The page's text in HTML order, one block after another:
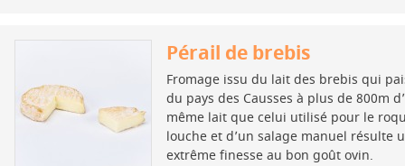
Pérail de brebis
Fromage issu du lait des brebis qui
du pays des Causses à plus de 800m
même lait que celui utilisé pour le
louche et d’un salage manuel résulte
extrême finesse au bon goût ovin.